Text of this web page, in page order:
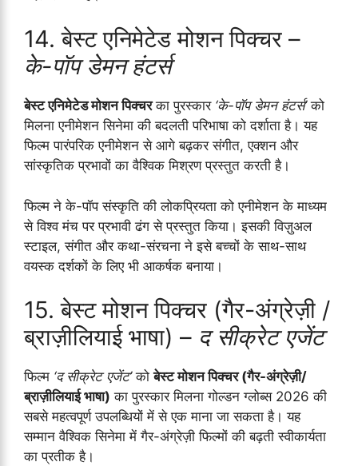
14. बेस्ट एनिमेटेड मोशन पिक्चर –
के-पॉप डेमन हंटर्स
बेस्ट एनिमेटेड मोशन पिक्चरका पुरस्कार ‘के-पॉप डेमन हंटर्स’को
मिलना एनीमेशन सिनेमा की बदलती परिभाषा को दर्शाता है। यह
फिल्म पारंपरिक एनीमेशन से आगे बढ़कर संगीत, एक्शन और
सांस्कृतिक प्रभावों का वैश्विक मिश्रण प्रस्तुत करती है।
फिल्म ने के-पॉप संस्कृति की लोकप्रियता को एनीमेशन के माध्यम
से विश्व मंच पर प्रभावी ढंग से प्रस्तुत किया। इसकी विज़ुअल
स्टाइल, संगीत और कथा-संरचना ने इसे बच्चों के साथ-साथ
वयस्क दर्शकों के लिए भी आकर्षक बनाया।
15. बेस्ट मोशन पिक्चर (गैर-अंग्रेज़ी /
ब्राज़ीलियाई भाषा) – द सीक्रेट एजेंट
फिल्म ‘द सीक्रेट एजेंट’कोबेस्ट मोशन पिक्चर (गैर-अंग्रेज़ी/
ब्राज़ीलियाई भाषा) का पुरस्कार मिलना गोल्डन ग्लोब्स 2026 की
सबसे महत्वपूर्ण उपलब्धियों में से एक माना जा सकता है। यह
सम्मान वैश्विक सिनेमा में गैर-अंग्रेज़ी फिल्मों की बढ़ती स्वीकार्यता
का प्रतीक है।